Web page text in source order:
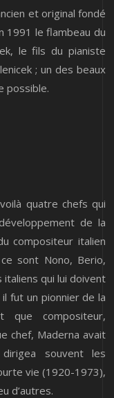
et original fondé
1991 le flambeau du
le fils du pianiste
; un des beaux
possible.
quatre chefs qui
de la
compositeur italien
sont Nono, Berio,
qui lui doivent
fut un pionnier de la
compositeur,
chef, Maderna avait
souvent les
vie (1920-1973),
d’autres.